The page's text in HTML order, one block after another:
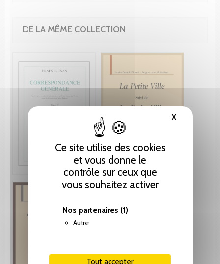
Ce site utilise des cookies
et vous donne le
contrôle sur ceux que
vous souhaitez activer
Nos partenaires (1)
Autre
Tout accepter
XMasquer
DE LA MÊME COLLECTION